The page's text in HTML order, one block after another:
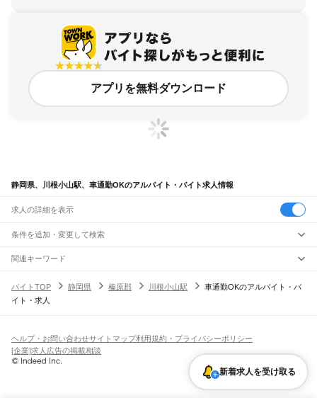
アプリを無料ダウンロード
静岡県、川根小山駅、車通勤OKのアルバイト・バイト求人情報
求人の詳細を表示
条件を追加・変更して検索
市区町村を追加・変更
静岡県すべて
静岡市
中央区浜名区天竜区
沼津市熱海市 富士市
御前崎市菊川市伊豆の国市
榛原郡
駅を追加・変更
JR身延線
富士駅柚木駅竪堀駅入山瀬駅 富士宮駅西富士宮駅沼久保駅
芝川駅 稲子駅
職種を追加・変更
飲食・フードサービスすべて
ホールスタッフキッチンスタッフ
パン屋（ベーカリー）
バー（BAR）・バーテンダー
飲食店（店長・マネージャー）
人気
日払いOK高校生歓迎 髪型・髪色自由
留学生・外国人活躍中
雇用形態を追加・変更
関連キーワード
バイトTOP
静岡県 榛原郡 川根小山駅
車通勤OKのアルバイト・バ
イト・求人
新着求人を受け取る
ヘルプ・お問い合わせサイトマップ利用規約・プライバシーポリシー
[企業]求人広告の掲載相談